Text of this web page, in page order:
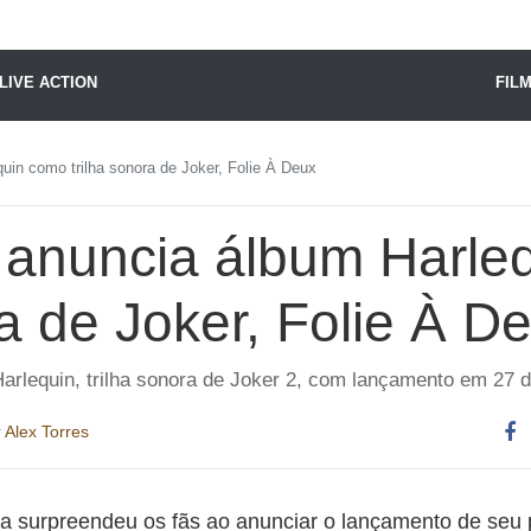
LIVE ACTION
como trilha sonora de Joker, Folie À Deux
álbum
de Joker, Folie À
trilha sonora de Joker 2, com lançamento em 27
Alex Torres
surpreendeu os fãs ao anunciar o lançamento de seu